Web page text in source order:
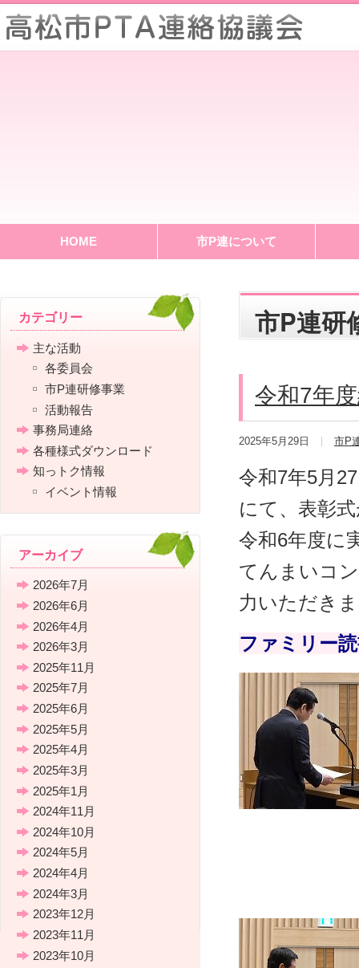
HOME 市P連について
市P連研
令和7年
2025年5月29日 市P
令和7年5月
にて、表彰
令和6年度に
てんまいコ
力いただき
ファミリー
カテゴリー
主な活動
各委員会
市P連研修事業
活動報告
事務局連絡
各種様式ダウンロード
知っトク情報
イベント情報
アーカイブ
2026年7月
2026年6月
2026年4月
2026年3月
2025年11月
2025年7月
2025年6月
2025年5月
2025年4月
2025年3月
2025年1月
2024年11月
2024年10月
2024年5月
2024年4月
2024年3月
2023年12月
2023年11月
2023年10月